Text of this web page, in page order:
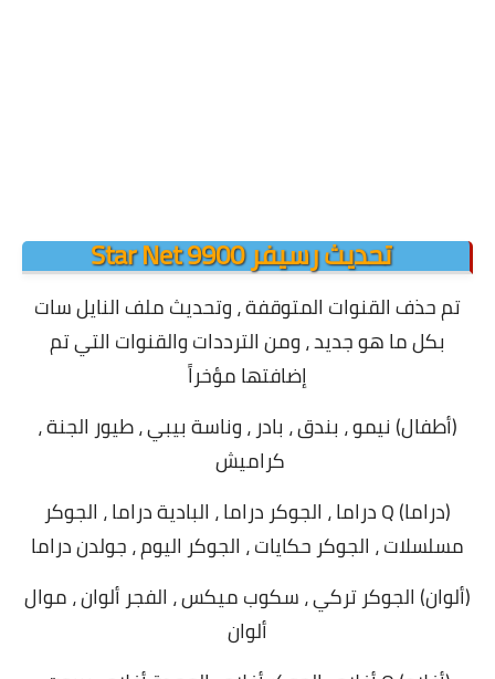
تحديث رسيفر Star Net 9900
تم حذف القنوات المتوقفة ، وتحديث ملف النايل سات
بكل ما هو جديد ، ومن الترددات والقنوات التي تم
إضافتهامؤخراً
(أطفال) نيمو ، بندق ، بادر ، وناسة بيبي ، طيور الجنة ،
كراميش
(دراما) Q دراما ، الجوكر دراما ، البادية دراما ، الجوكر
مسلسلات ، الجوكر حكايات ، الجوكر اليوم ، جولدن دراما
(ألوان) الجوكر تركي ، سكوب ميكس ، الفجر ألوان ، موال
ألوان